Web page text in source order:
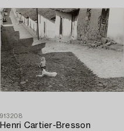
913208
Henri Cartier-Bresson